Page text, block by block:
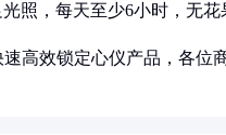
照，每天至少6小时，无花
高效锁定心仪产品，各位